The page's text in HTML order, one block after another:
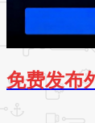
免费发布